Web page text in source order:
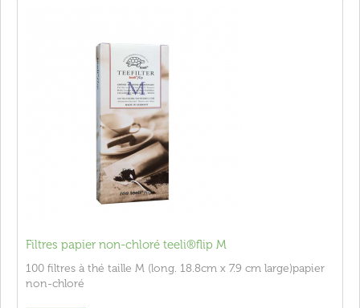
Filtres papier non-chloré teeli®flip M
100 filtres à thé taille M (long. 18.8cm x 7.9 cm large)papier
non-chloré